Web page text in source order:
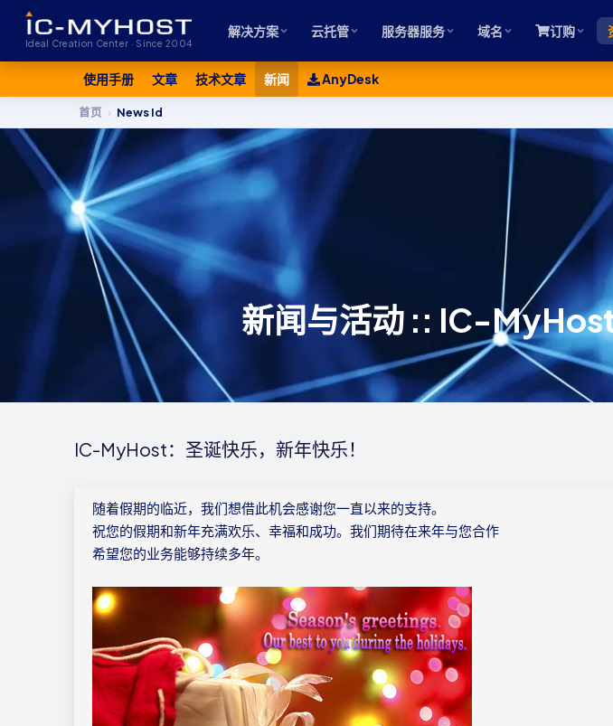
Ideal Creation Center · Since 2004
解决方案 云托管 服务器服务 域名 订购
使用手册 文章 技术文章 新闻 AnyDesk
首页 › News Id
新闻与活动 :: IC-
IC-MyHost：圣诞快乐，新年快乐！
随着假期的临近，我们想借此机会感谢您一直以来的支持。
祝您的假期和新年充满欢乐、幸福和成功。我们期待在来年与您合作
希望您的业务能够持续多年。